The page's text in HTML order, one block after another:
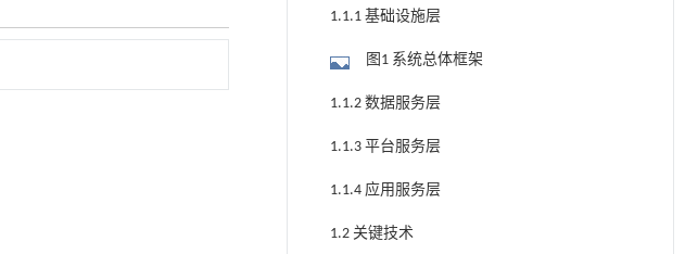
1.1.1 基础设施层
图1 系统总体框架
1.1.2 数据服务层
1.1.3 平台服务层
1.1.4 应用服务层
1.2 关键技术